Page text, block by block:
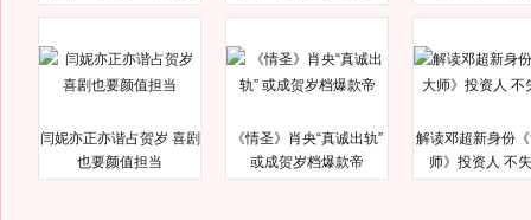
闫妮亦正亦谐占贺岁 喜剧
也要颜值担当
《情圣》肖央“真诚出轨”
或成贺岁档爆款帝
解读邓超新身份
师》投资人 不